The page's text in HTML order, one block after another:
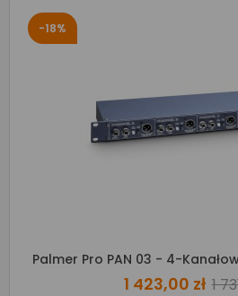
-18%
Palmer Pro PAN 03 - 4-
1 423,00 zł 1